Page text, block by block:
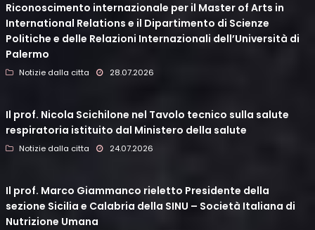
Riconoscimento internazionale per il Master of Arts in
International Relations e il Dipartimento di Scienze
Politiche e delle Relazioni Internazionali dell’Università di
Palermo
Notizie dalla citta 28.07.2026
Il prof. Nicola Scichilone nel Tavolo tecnico sulla salute
respiratoria istituito dal Ministero della salute
Notizie dalla citta 24.07.2026
Il prof. Marco Giammanco rieletto Presidente della
sezione Sicilia e Calabria della SINU – Società Italiana di
Nutrizione Umana